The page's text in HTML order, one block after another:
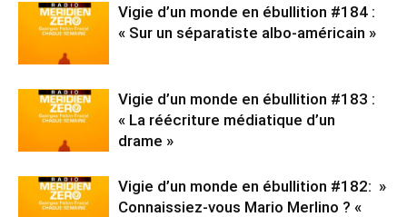
Vigie d’un monde en ébullition #184 :
« Sur un séparatiste albo-américain »
Vigie d’un monde en ébullition #183 :
« La réécriture médiatique d’un
drame »
Vigie d’un monde en ébullition #182: »
Connaissiez-vous Mario Merlino ? «